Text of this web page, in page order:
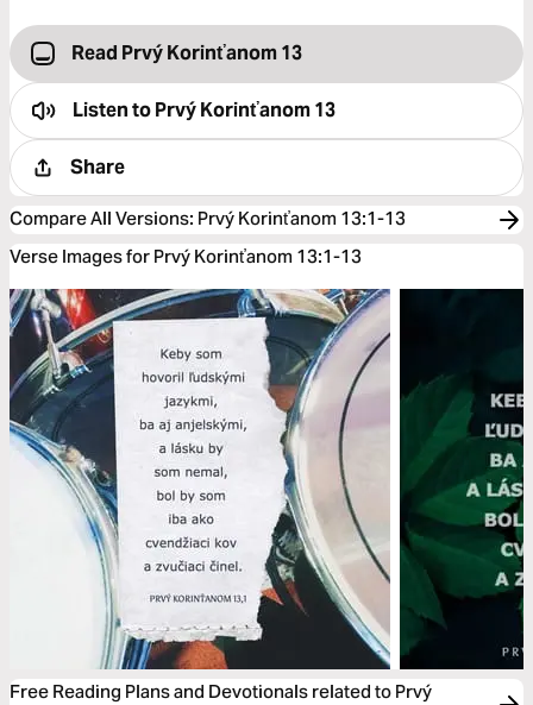
Read Prvý Korinťanom 13
Listen toPrvý Korinťanom 13
Share
Compare All Versions: Prvý Korinťanom 13:1-13
Verse Images for Prvý Korinťanom 13:1-13
Free Reading Plans and Devotionals related to Prvý